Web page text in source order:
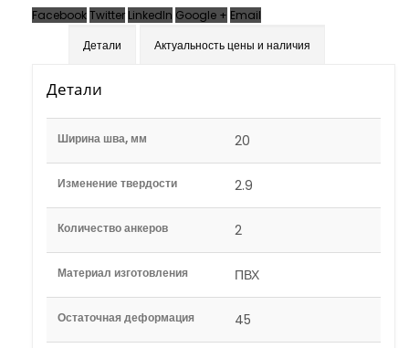
FacebookTwitter LinkedIn Google + Email
Детали
Актуальность цены и наличия
Детали
Ширина шва, мм 20
Изменение твердости 2.9
Количество анкеров 2
Материал изготовления ПВХ
Остаточная деформация 45